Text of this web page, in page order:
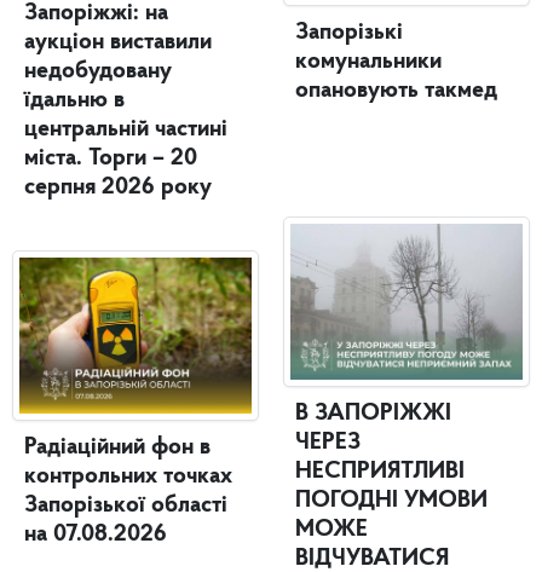
Запоріжжі: на
аукціон виставили
недобудовану
їдальню в
центральній частині
міста. Торги – 20
серпня 2026 року
Радіаційний фон в
контрольних точках
Запорізької області
на 07.08.2026
Запорізькі
комунальники
опановують такмед
В ЗАПОРІЖЖІ
ЧЕРЕЗ
НЕСПРИЯТЛИВІ
ПОГОДНІ УМОВИ
МОЖЕ
ВІДЧУВАТИСЯ